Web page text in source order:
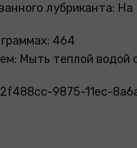
лубриканта: На
464
Мыть теплой водой
9875-11ec-